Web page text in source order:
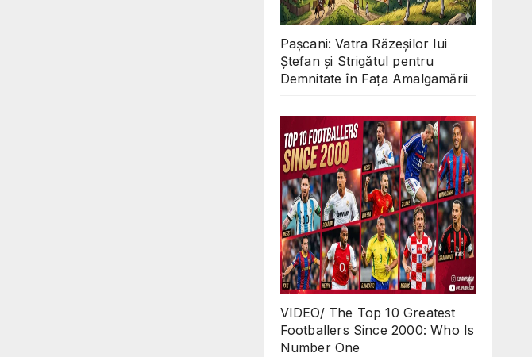
Pașcani: Vatra Răzeșilor lui
Ștefan și Strigătul pentru
Demnitate în Fața Amalgamării
VIDEO/ The Top 10 Greatest
Footballers Since 2000: Who Is
Number One